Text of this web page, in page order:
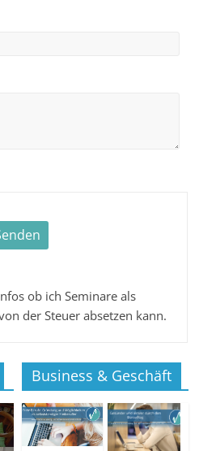
ob ich Seminare als
der Steuer absetzen kann.
Business & Geschäft